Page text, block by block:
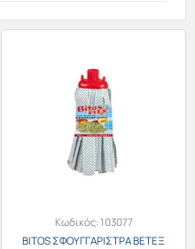
Κωδικός:103077
BITOS ΣΦΟΥΓΓΑΡΙΣΤΡΑ ΒΕΤΕΞ